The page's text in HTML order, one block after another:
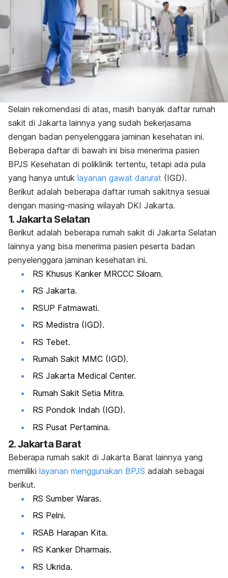
Selain rekomendasi di atas, masih banyak daftar rumah
sakit di Jakarta lainnya yang sudah bekerjasama
dengan badan penyelenggara jaminan kesehatan ini.
Beberapa daftar di bawah ini bisa menerima pasien
BPJS Kesehatan di poliklinik tertentu, tetapi ada pula
yang hanya untuk layanan gawat darurat (IGD).
Berikut adalah beberapa daftar rumah sakitnya sesuai
dengan masing-masing wilayah DKI Jakarta.
1. Jakarta Selatan
Berikut adalah beberapa rumah sakit di Jakarta Selatan
lainnya yang bisa menerima pasien peserta badan
penyelenggara jaminan kesehatan ini.
RS Khusus Kanker MRCCC Siloam.
RS Jakarta.
RSUP Fatmawati.
RS Medistra (IGD).
RS Tebet.
Rumah Sakit MMC (IGD).
RS Jakarta Medical Center.
Rumah Sakit Setia Mitra.
RS Pondok Indah (IGD).
RS Pusat Pertamina.
2. Jakarta Barat
Beberapa rumah sakit di Jakarta Barat lainnya yang
memiliki layanan menggunakan BPJS adalah sebagai
berikut.
RS Sumber Waras.
RS Pelni.
RSAB Harapan Kita.
RS Kanker Dharmais.
RS Ukrida.